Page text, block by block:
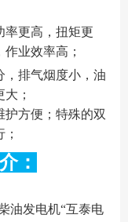
更高，扭矩更
业效率高；
排气烟度小，油
；
方便；特殊的双
：
油发电机“互泰电